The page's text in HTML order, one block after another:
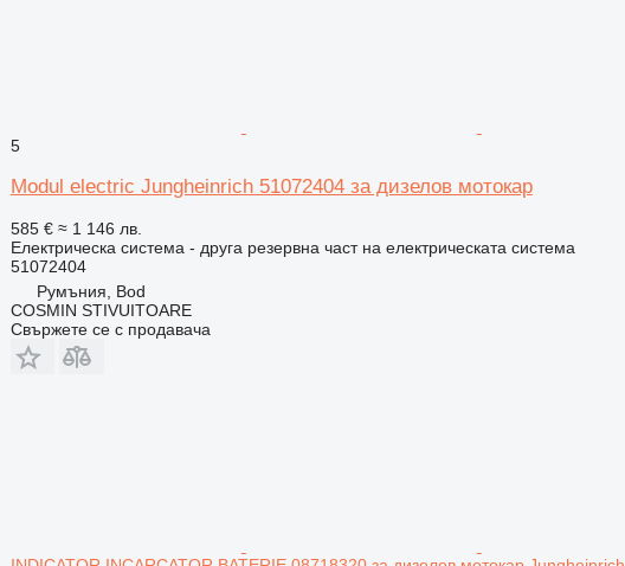
5
Modul electric Jungheinrich 51072404 за дизелов мотокар
585 € ≈ 1 146 лв.
Електрическа система - друга резервна част на електрическата система
51072404
Румъния, Bod
COSMIN STIVUITOARE
Свържете се с продавача